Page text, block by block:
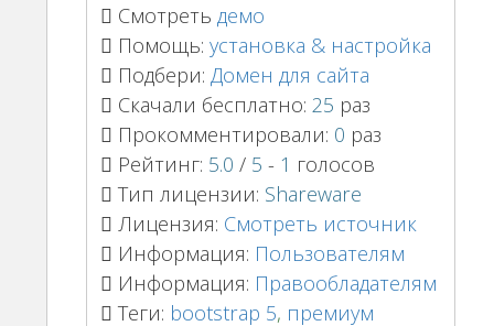
Смотреть демо
Помощь: установка & настройка
Подбери: Домен для сайта
Скачали бесплатно: 25 раз
Прокомментировали: 0 раз
Рейтинг: 5.0 / 5 - 1 голосов
Тип лицензии: Shareware
Лицензия: Смотреть источник
Информация: Пользователям
Информация: Правообладателям
Теги: bootstrap 5, премиум